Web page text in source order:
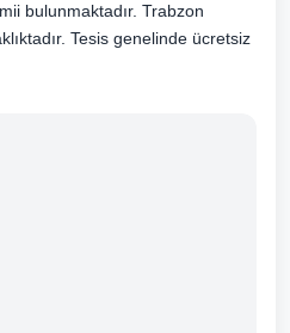
bulunmaktadır. Trabzon
Tesis genelinde ücretsiz